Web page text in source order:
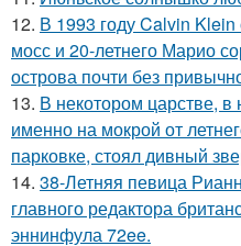
12. В 1993 году Calvin
мосс и 20-летнего Марио
острова почти без
13. В некотором царстве, в
именно на мокрой от
парковке, стоял дивный
14. 38-Летняя певица
главного редактора
эннинфула 72ee.